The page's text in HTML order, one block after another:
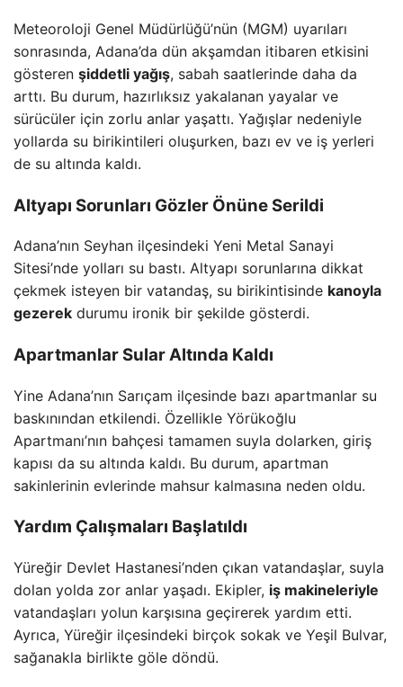
Meteoroloji Genel Müdürlüğü’nün (MGM) uyarıları
sonrasında, Adana’da dün akşamdan itibaren etkisini
gösteren şiddetli yağış, sabah saatlerinde daha da
arttı. Bu durum, hazırlıksız yakalanan yayalar ve
sürücüler için zorlu anlar yaşattı. Yağışlar nedeniyle
yollarda su birikintileri oluşurken, bazı ev ve iş yerleri
de su altında kaldı.
Altyapı Sorunları Gözler Önüne Serildi
Adana’nın Seyhan ilçesindeki Yeni Metal Sanayi
Sitesi’nde yolları su bastı. Altyapı sorunlarına dikkat
çekmek isteyen bir vatandaş, su birikintisinde kanoyla
gezerek durumu ironik bir şekilde gösterdi.
Apartmanlar Sular Altında Kaldı
Yine Adana’nın Sarıçam ilçesinde bazı apartmanlar su
baskınından etkilendi. Özellikle Yörükoğlu
Apartmanı’nın bahçesi tamamen suyla dolarken, giriş
kapısı da su altında kaldı. Bu durum, apartman
sakinlerinin evlerinde mahsur kalmasına neden oldu.
Yardım Çalışmaları Başlatıldı
Yüreğir Devlet Hastanesi’nden çıkan vatandaşlar, suyla
dolan yolda zor anlar yaşadı. Ekipler, iş makineleriyle
vatandaşları yolun karşısına geçirerek yardım etti.
Ayrıca, Yüreğir ilçesindeki birçok sokak ve Yeşil Bulvar,
sağanakla birlikte göle döndü.